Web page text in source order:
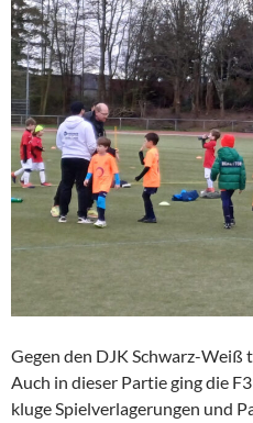
Gegen den DJK Schwarz-Weiß
Auch in dieser Partie ging die
kluge Spielverlagerungen und